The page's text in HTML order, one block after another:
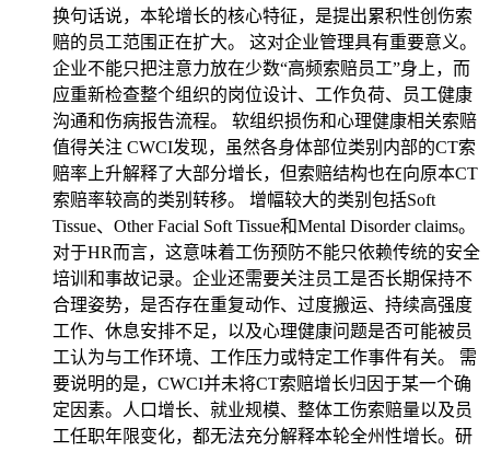
换句话说，本轮增长的核心特征，是提出累积性创伤索
赔的员工范围正在扩大。 这对企业管理具有重要意义。
企业不能只把注意力放在少数“高频索赔员工”身上，而
应重新检查整个组织的岗位设计、工作负荷、员工健康
沟通和伤病报告流程。 软组织损伤和心理健康相关索赔
值得关注 CWCI发现，虽然各身体部位类别内部的CT索
赔率上升解释了大部分增长，但索赔结构也在向原本CT
索赔率较高的类别转移。 增幅较大的类别包括Soft
Tissue、Other Facial Soft Tissue和Mental Disorder claims。
对于HR而言，这意味着工伤预防不能只依赖传统的安全
培训和事故记录。企业还需要关注员工是否长期保持不
合理姿势，是否存在重复动作、过度搬运、持续高强度
工作、休息安排不足，以及心理健康问题是否可能被员
工认为与工作环境、工作压力或特定工作事件有关。 需
要说明的是，CWCI并未将CT索赔增长归因于某一个确
定因素。人口增长、就业规模、整体工伤索赔量以及员
工任职年限变化，都无法充分解释本轮全州性增长。研